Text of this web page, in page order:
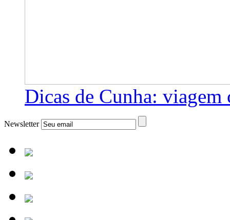
Dicas de Cunha: viagem
Newsletter